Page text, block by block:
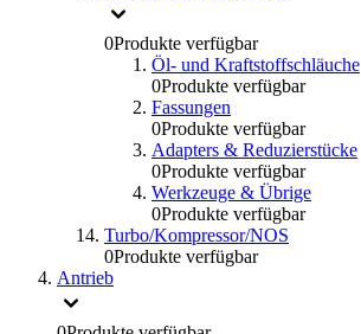
0Produkte verfügbar
Öl- und Kraftstoffschläuche
0Produkte verfügbar
Fassungen
0Produkte verfügbar
Adapters & Reduzierstücke
0Produkte verfügbar
Werkzeuge & Übrige
0Produkte verfügbar
Turbo/Kompressor/NOS
0Produkte verfügbar
Antrieb